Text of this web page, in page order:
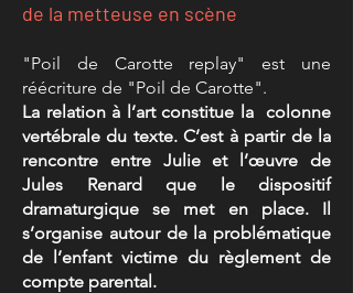
de la metteuse en scène
"Poil de Carotte replay" est une
réécriture de "Poil de Carotte".
La relation à l’art constitue la colonne
vertébrale du texte. C’est à partir de la
rencontre entre Julie et l’œuvre de
Jules Renard que le dispositif
dramaturgique se met en place. Il
s’organise autour de la problématique
de l’enfant victime du règlement de
compte parental.